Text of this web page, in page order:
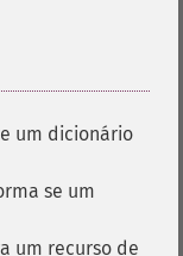
um dicionário
se um
um recurso de